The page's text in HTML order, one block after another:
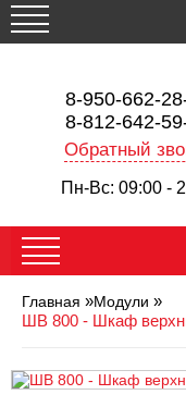
8-950-662-
8-812-642-
Обратный
Пн-Вс: 09:00 -
Главная »Модули »
ШВ 800 - Шкаф